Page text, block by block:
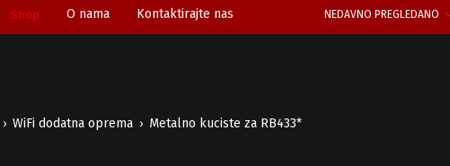
Shop O nama Kontaktirajte nas NEDAVNO PREGLEDANO
› WiFi dodatna oprema › Metalno kuciste za RB433*